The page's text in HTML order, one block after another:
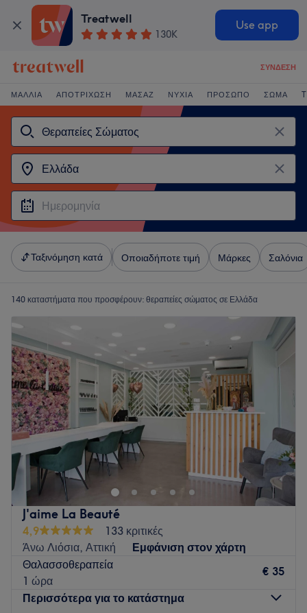
Treatwell
130K
Use app
ΣΎΝΔΕΣΗ
ΜΑΛΛΙΆ ΑΠΟΤΡΊΧΩΣΗ ΜΑΣΆΖ ΝΎΧΙΑ ΠΡΌΣΩΠΟ ΣΏΜΑ
Ταξινόμηση κατά Οποιαδήποτε τιμή Μάρκες Σαλόνια
140 καταστήματα που προσφέρουν: θεραπείες σώματος σε Ελλάδα
J'aime La Beauté
4,9
133 κριτικές
Άνω Λιόσια, Αττική
Εμφάνιση στον χάρτη
Θαλασσοθεραπεία
1 ώρα
€ 35
Περισσότερα για το κατάστημα